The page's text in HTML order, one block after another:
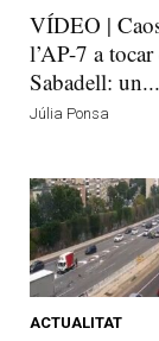
VÍDEO |
l’AP-7 a tocar
Sabadell: un...
Júlia Ponsa
ACTUALITAT